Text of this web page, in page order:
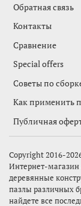
Обратная связь
Контакты
Сравнение
Special offers
Советы по
Как применить
Публичная
Copyright 2016-
Интернет-магазин
деревянные
пазлы различных
найдете все